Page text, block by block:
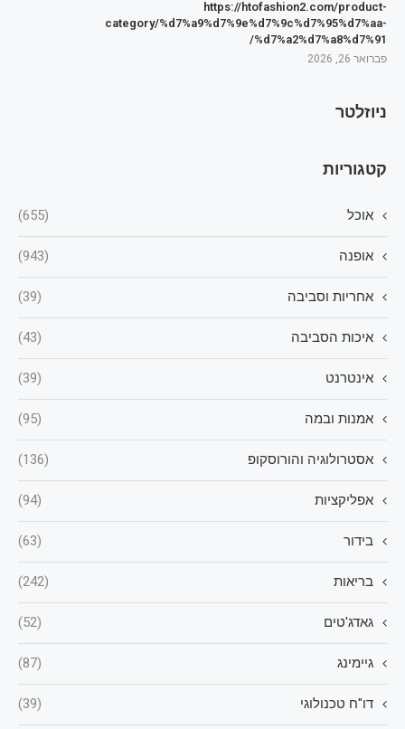
https://htofashion2.com/product-
category/%d7%a9%d7%9e%d7%9c%d7%95%d7%aa-
%d7%a2%d7%a8%d7%91/
פברואר 26, 2026
ניוזלטר
קטגוריות
אוכל (655)
אופנה (943)
אחריות וסביבה (39)
איכות הסביבה (43)
אינטרנט (39)
אמנות ובמה (95)
אסטרולוגיה והורוסקופ (136)
אפליקציות (94)
בידור (63)
בריאות (242)
גאדג'טים (52)
גיימינג (87)
דו"ח טכנולוגי (39)